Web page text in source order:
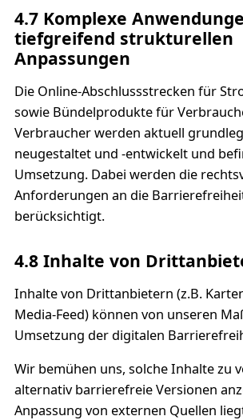
4.7 Komplexe
tiefgreifend strukturellen
Anpassungen
Die Online-Abschlussstrecken für
sowie Bündelprodukte für
Verbraucher werden aktuell
neugestaltet und -entwickelt und
Umsetzung. Dabei werden die
Anforderungen an die
berücksichtigt.
4.8 Inhalte von
Inhalte von Drittanbietern (z.B.
Media-Feed) können von unseren
Umsetzung der digitalen
Wir bemühen uns, solche Inhalte zu
alternativ barrierefreie Versionen
Anpassung von externen Quellen